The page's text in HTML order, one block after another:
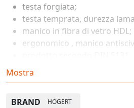
testa forgiata;
testa temprata, durezza lama
manico in fibra di vetro HDL;
ergonomico , manico
Mostra
BRAND HOGERT